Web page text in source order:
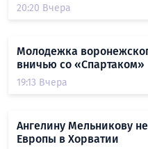
20:20 Вчера
Молодежка
вничью со «Спартаком»
19:13 Вчера
Ангелину Мельникову
Европы в Хорватии